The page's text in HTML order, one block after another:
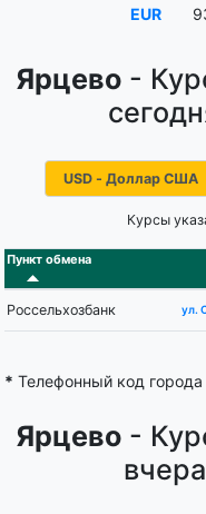
Ярцево -
Курсы
Пункт обмена
Россельхозбанк ул.
* Телефонный код
Ярцево -
вчера
EUR